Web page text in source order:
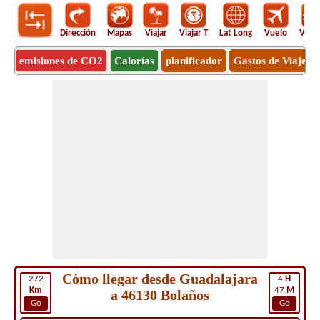
Dirección Mapas Viajar Viajar T Lat Long Vuelo
emisiones de CO2 Calorías planificador Gastos de Viaje
272
Km
Go
4 H
47 M
Go
Cómo llegar desde Guadalajara
a 46130 Bolaños